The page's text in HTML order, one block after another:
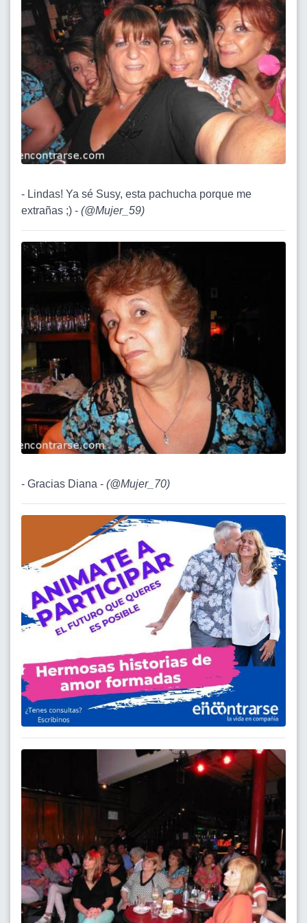
- Lindas! Ya sé Susy, esta pachucha porque me
extrañas ;) - (@Mujer_59)
- Gracias Diana - (@Mujer_70)